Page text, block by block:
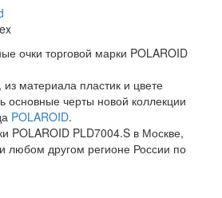
очки торговой марки POLAROID
материала пластик и цвете
основные черты новой коллекции
POLAROID.
POLAROID PLD7004.S в Москве,
любом другом регионе России по